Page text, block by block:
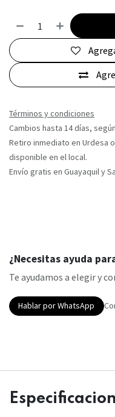
Términos y condiciones
Cambios hasta 14 días,
Retiro inmediato en Urdesa
disponible en el local.
Envío gratis en Guayaquil y
¿Necesitas ayuda
Te ayudamos a elegir y
Hablar por WhatsApp